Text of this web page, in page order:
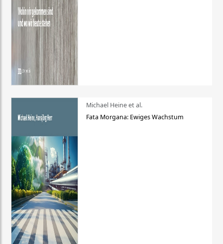
Michael Heine et al.
Fata Morgana: Ewiges Wachstum